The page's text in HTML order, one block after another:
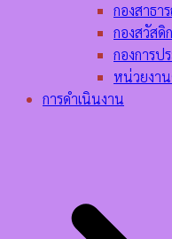
กองสาธา
กองสวัสดิ
กองการป
หน่วยงา
การดำเนินงาน